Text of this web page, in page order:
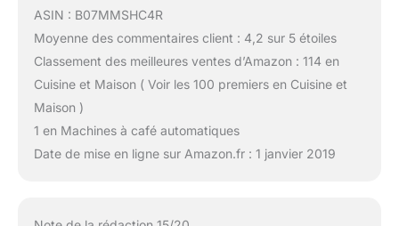
ASIN : B07MMSHC4R
Moyenne des commentaires client : 4,2 sur 5 étoiles
Classement des meilleures ventes d’Amazon : 114 en
Cuisine et Maison ( Voir les 100 premiers en Cuisine et
Maison )
1 en Machines à café automatiques
Date de mise en ligne sur Amazon.fr : 1 janvier 2019